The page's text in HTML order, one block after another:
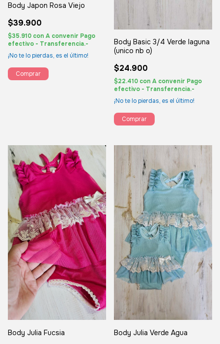
Body Japon Rosa Viejo
$39.900
$35.910 con A convenir Pago
efectivo - Transferencia.-
¡No te lo pierdas, es el último!
Comprar
Body Basic 3/4 Verde laguna
(unico nb o)
$24.900
$22.410 con A convenir Pago
efectivo - Transferencia.-
¡No te lo pierdas, es el último!
Comprar
Body Julia Fucsia Body Julia Verde Agua